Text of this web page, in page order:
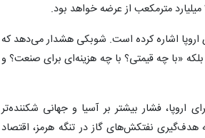
اروپا اشاره کرده است. شوبکی هشدار می‌دهد که
«با چه قیمتی؟ با چه هزینه‌ای برای صنعت؟ و
اروپا، فشار بیشتر بر آسیا و جهانی شکننده‌تر
نفتکش‌های گاز در تنگه هرمز، اقتصاد